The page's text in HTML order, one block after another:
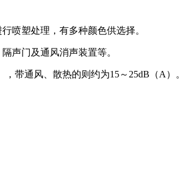
喷塑处理，有多种颜色供选择。
声门及通风消声装置等。
，带通风、散热的则约为15～ 25dB （A ）。